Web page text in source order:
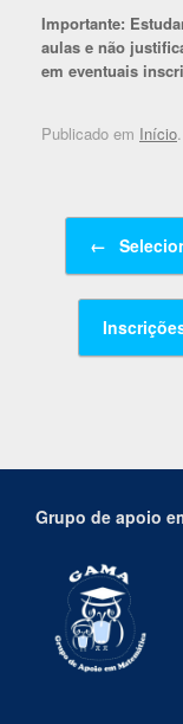
Importante:
aulas e não
em eventuais
Publicado em Início.
Navegação de posts
←
Grupo de apoio